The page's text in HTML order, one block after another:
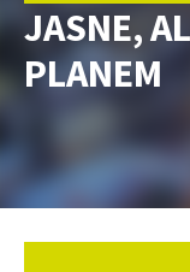
JASNE,
PLANEM